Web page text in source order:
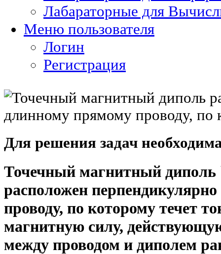
Лабараторные для
Меню пользователя
Логин
Регистрация
Для решения задач
Точечный магнитный диполь
расположен
проводу, по которому течет
магнитную силу,
между проводом и диполем